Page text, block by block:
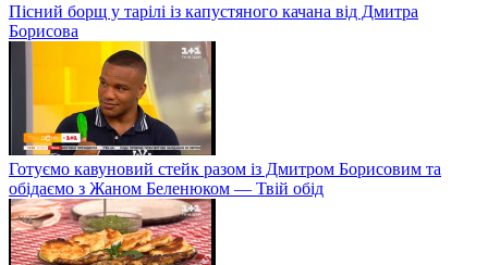
Пісний борщ у тарілі із капустяного качана від Дмитра
Борисова
Готуємо кавуновий стейк разом із Дмитром Борисовим та
обідаємо з Жаном Беленюком — Твій обід